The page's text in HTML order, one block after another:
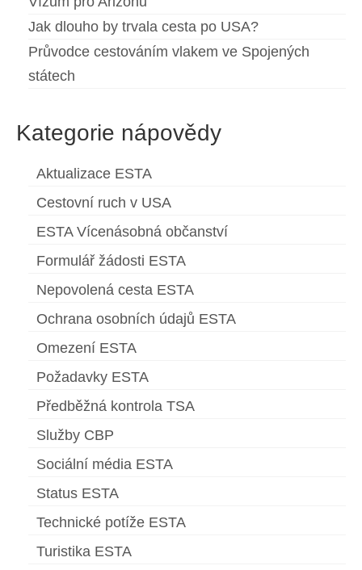
Jak dlouho by trvala cesta po USA?
Průvodce cestováním vlakem ve Spojených
státech
Kategorie nápovědy
Aktualizace ESTA
Cestovní ruch v USA
ESTA Vícenásobná občanství
Formulář žádosti ESTA
Nepovolená cesta ESTA
Ochrana osobních údajů ESTA
Omezení ESTA
Požadavky ESTA
Předběžná kontrola TSA
Služby CBP
Sociální média ESTA
Status ESTA
Technické potíže ESTA
Turistika ESTA